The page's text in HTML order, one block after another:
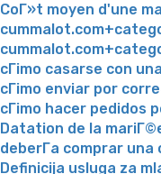
CoГ»t moyen d'une
cГіmo casarse con
cГіmo enviar por
cГіmo hacer pedidos
Datation de la
deberГ­a comprar una
Definicija usluga za